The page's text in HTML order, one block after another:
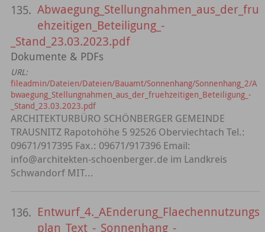
135. Abwaegung_Stellungnahmen_aus_der_fru
ehzeitigen_Beteiligung_-
_Stand_23.03.2023.pdf
Dokumente & PDFs
URL:
fileadmin/Dateien/Dateien/Bauamt/Sonnenhang/Sonnenhang_2/A
bwaegung_Stellungnahmen_aus_der_fruehzeitigen_Beteiligung_-
_Stand_23.03.2023.pdf
ARCHITEKTURBÜRO SCHÖNBERGER GEMEINDE
TRAUSNITZ Rapotohöhe 5 92526 Oberviechtach Tel.:
09671/917395 Fax.: 09671/917396 Email:
info@architekten-schoenberger.de im Landkreis
Schwandorf MIT...
136. Entwurf_4._AEnderung_Flaechennutzungs
plan_Text_-_Sonnenhang_-